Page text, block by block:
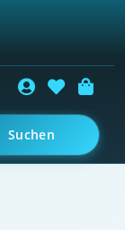
Suchen